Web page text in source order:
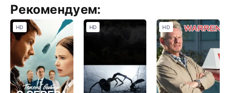
Рекомендуем:
HD HD HD